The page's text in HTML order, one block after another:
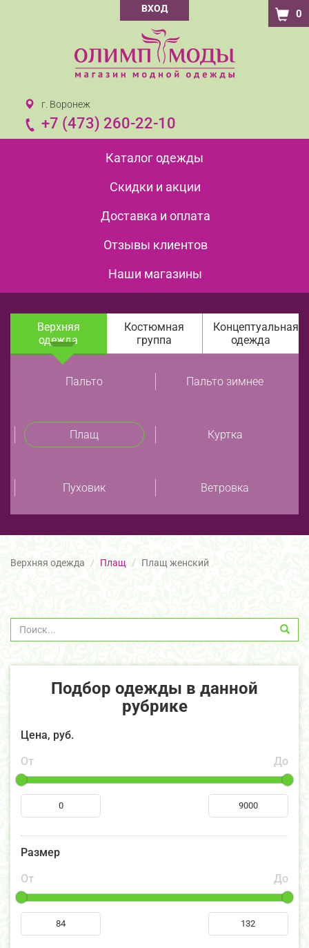
ВХОД 0
г. Воронеж
+7 (473) 260-22-10
Каталог одежды
Скидки и акции
Доставка и оплата
Отзывы клиентов
Наши магазины
Верхняя
одежда
Костюмная
группа
Концептуальная
одежда
Пальто Пальто зимнее
Плащ Куртка
Пуховик Ветровка
Верхняя одежда Плащ Плащ женский
Подбор одежды в данной
рубрике
Цена, руб.
От
До
Размер
От
До